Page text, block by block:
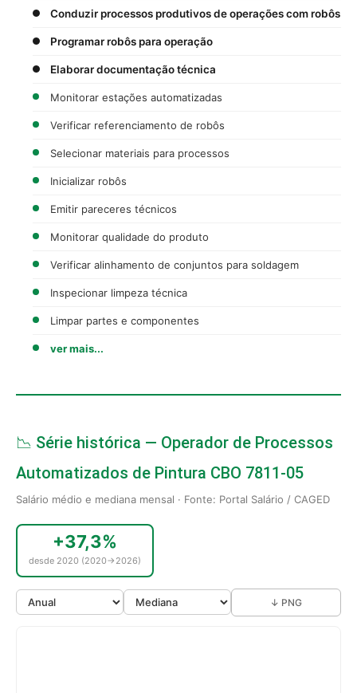
Conduzir processos produtivos de operações com robôs
Programar robôs para operação
Elaborar documentação técnica
Monitorar estações automatizadas
Verificar referenciamento de robôs
Selecionar materiais para processos
Inicializar robôs
Emitir pareceres técnicos
Monitorar qualidade do produto
Verificar alinhamento de conjuntos para soldagem
Inspecionar limpeza técnica
Limpar partes e componentes
ver mais...
📉 Série histórica — Operador de Processos
Automatizados de Pintura CBO 7811-05
Salário médio e mediana mensal · Fonte: Portal Salário / CAGED
+37,3%
desde 2020 (2020→2026)
↓ PNG